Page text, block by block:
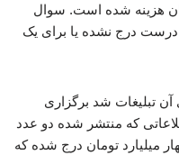
۶۴۵ میلیون تومان هزینه شده است. سوال
درج نشده یا برای یک
تبلیغات شد برگزاری
که منتشر شده دو عدد
میلیارد تومان درج شده که